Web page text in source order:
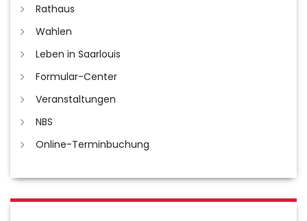
Rathaus
Wahlen
Leben in Saarlouis
Formular-Center
Veranstaltungen
NBS
Online-Terminbuchung